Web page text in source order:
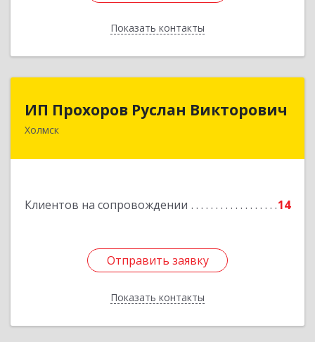
Показать контакты
Назад
ИП Прохоров Руслан Викторович
Холмск
Клиентов на сопровождении 14
Отправить заявку
Показать контакты
694620, Сахалинская обл, Холмский р-н, Холмск
Отправить заявку
Назад